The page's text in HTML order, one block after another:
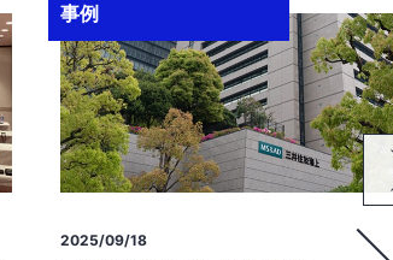
プレスリリース
2025/07/30